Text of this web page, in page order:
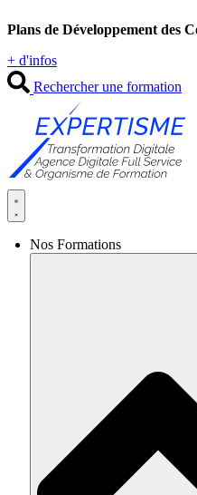
au
Plans de Développement des
+ d'infos
Rechercher une formation
Nos Formations